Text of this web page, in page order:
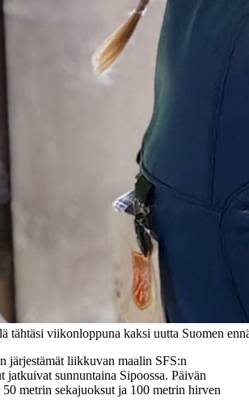
tähtäsi viikonloppuna kaksi uutta Suomen
järjestämät liikkuvan maalin SFS:n
jatkuivat sunnuntaina Sipoossa. Päivän
metrin sekajuoksut ja 100 metrin hirven